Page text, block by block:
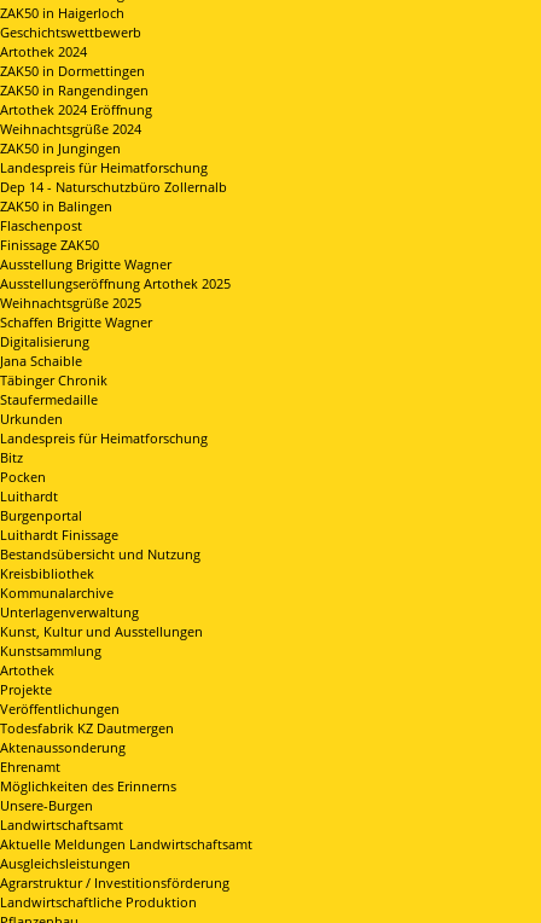
ZAK50 in Haigerloch
Geschichtswettbewerb
Artothek 2024
ZAK50 in Dormettingen
ZAK50 in Rangendingen
Artothek 2024 Eröffnung
Weihnachtsgrüße 2024
ZAK50 in Jungingen
Landespreis für Heimatforschung
Dep 14 - Naturschutzbüro Zollernalb
ZAK50 in Balingen
Flaschenpost
Finissage ZAK50
Ausstellung Brigitte Wagner
Ausstellungseröffnung Artothek 2025
Weihnachtsgrüße 2025
Schaffen Brigitte Wagner
Digitalisierung
Jana Schaible
Täbinger Chronik
Staufermedaille
Urkunden
Landespreis für Heimatforschung
Bitz
Pocken
Luithardt
Burgenportal
Luithardt Finissage
Bestandsübersicht und Nutzung
Kreisbibliothek
Kommunalarchive
Unterlagenverwaltung
Kunst, Kultur und Ausstellungen
Kunstsammlung
Artothek
Projekte
Veröffentlichungen
Todesfabrik KZ Dautmergen
Aktenaussonderung
Ehrenamt
Möglichkeiten des Erinnerns
Unsere-Burgen
Landwirtschaftsamt
Aktuelle Meldungen Landwirtschaftsamt
Ausgleichsleistungen
Agrarstruktur / Investitionsförderung
Landwirtschaftliche Produktion